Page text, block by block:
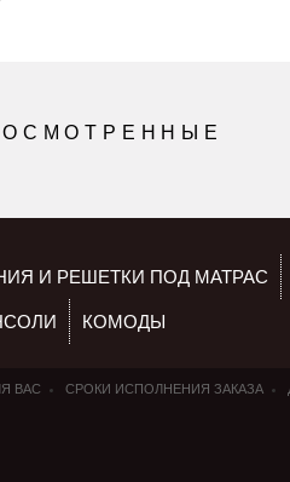
И РЕШЕТКИ ПОД МАТРАС
КОМОДЫ
ВАС СРОКИ ИСПОЛНЕНИЯ ЗАКАЗА